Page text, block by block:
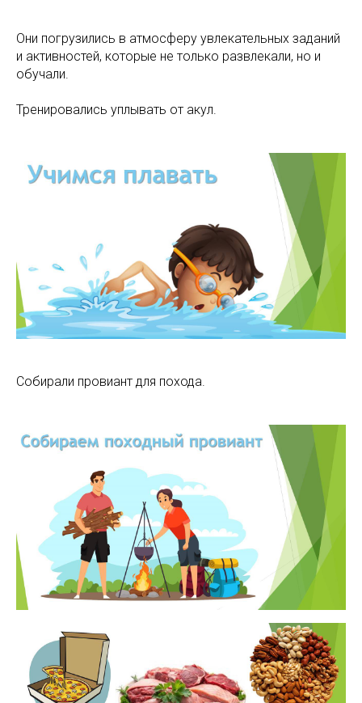
Они погрузились в атмосферу увлекательных заданий
и активностей, которые не только развлекали, но и
обучали.
Тренировались уплывать от акул.
Собирали провиант для похода.